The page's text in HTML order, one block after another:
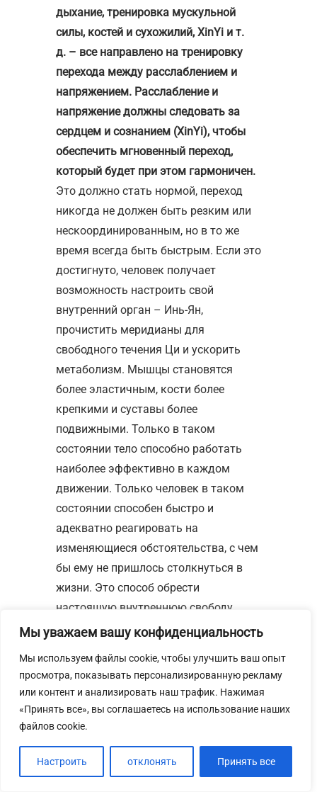
Мы уважаем вашу конфиденциальность
Мы используем файлы cookie, чтобы улучшить ваш опыт
просмотра, показывать персонализированную рекламу
или контент и анализировать наш трафик. Нажимая
«Принять все», вы соглашаетесь на использование наших
файлов cookie.
Настроить отклонять Принять все
дыхание, тренировка мускульной
силы, костей и сухожилий, XinYi и т.
д. – все направлено на тренировку
перехода между расслаблением и
напряжением. Расслабление и
напряжение должны следовать за
сердцем и сознанием (XinYi), чтобы
обеспечить мгновенный переход,
который будет при этом гармоничен.
Это должно стать нормой, переход
никогда не должен быть резким или
нескоординированным, но в то же
время всегда быть быстрым. Если это
достигнуто, человек получает
возможность настроить свой
внутренний орган – Инь-Ян,
прочистить меридианы для
свободного течения Ци и ускорить
метаболизм. Мышцы становятся
более эластичным, кости более
крепкими и суставы более
подвижными. Только в таком
состоянии тело способно работать
наиболее эффективно в каждом
движении. Только человек в таком
состоянии способен быстро и
адекватно реагировать на
изменяющиеся обстоятельства, с чем
бы ему не пришлось столкнуться в
жизни. Это способ обрести
настоящую внутреннюю свободу.
Следование этим путем и есть
Дуальность
движений в
кунг-фу